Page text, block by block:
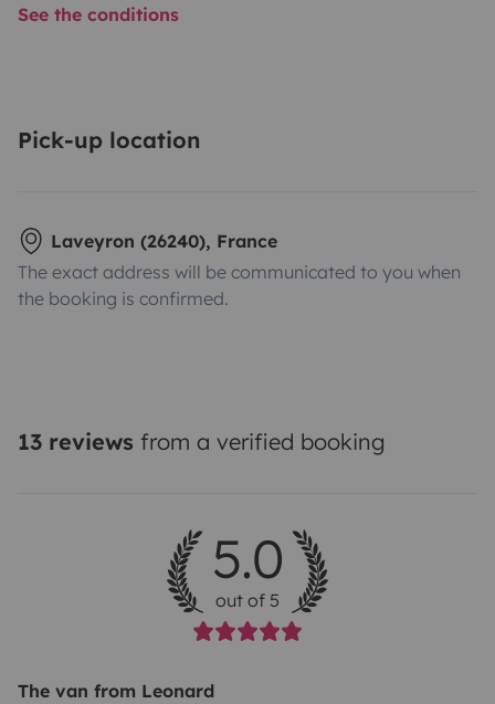
See the conditions
Pick-up location
Laveyron (26240), France
The exact address will be communicated to you when
the booking is confirmed.
13 reviews from a verified booking
5.0
out of 5
The van from Leonard